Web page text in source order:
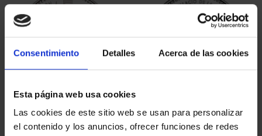
Consentimiento Detalles Acerca de las cookies
Esta página web usa cookies
Las cookies de este sitio web se usan para personalizar
el contenido y los anuncios, ofrecer funciones de redes
CAPITALES ESPAÑOLAS
- BARCELONA
73,00 €
- CEUTA
73,00 €